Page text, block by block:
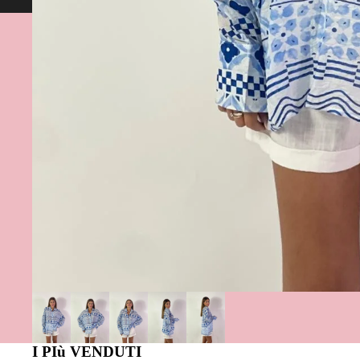
Spedizione gratuita da 60€ in su
I PIù VENDUTI